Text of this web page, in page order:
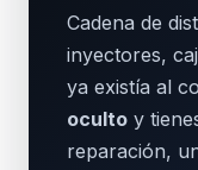
Cadena de
inyectores,
ya existía al
oculto y
reparación,